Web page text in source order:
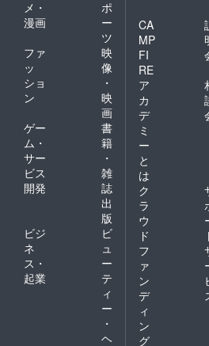
メ・
漫画
ポ
ー
ツ
ファ
ッ
ショ
ン
映
像
・
映
画
ゲー
ム・
サー
ビス
開発
書
籍
・
雑
誌
出
版
ビジ
ネ
ス・
起業
ビ
ュ
ー
テ
ィ
ー
・
ヘ
CA
MP
FI
RE
ア
カ
デ
ミ
ー
と
は
ク
ラ
ウ
ド
フ
ァ
ン
デ
ィ
ン
グ